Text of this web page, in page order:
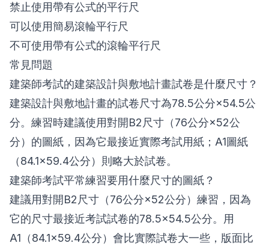
禁止使用帶有公式的平行尺
可以使用簡易滾輪平行尺
不可使用帶有公式的滾輪平行尺
常見問題
建築師考試的建築設計與敷地計畫試卷是什麼尺寸？
建築設計與敷地計畫的試卷尺寸為78.5公分×54.5公
分。練習時建議使用對開B2尺寸（76公分×52公
分）的圖紙，因為它最接近實際考試用紙；A1圖紙
（84.1×59.4公分）則略大於試卷。
建築師考試平常練習要用什麼尺寸的圖紙？
建議用對開B2尺寸（76公分×52公分）練習，因為
它的尺寸最接近考試試卷的78.5×54.5公分。用
A1（84.1×59.4公分）會比實際試卷大一些，版面比